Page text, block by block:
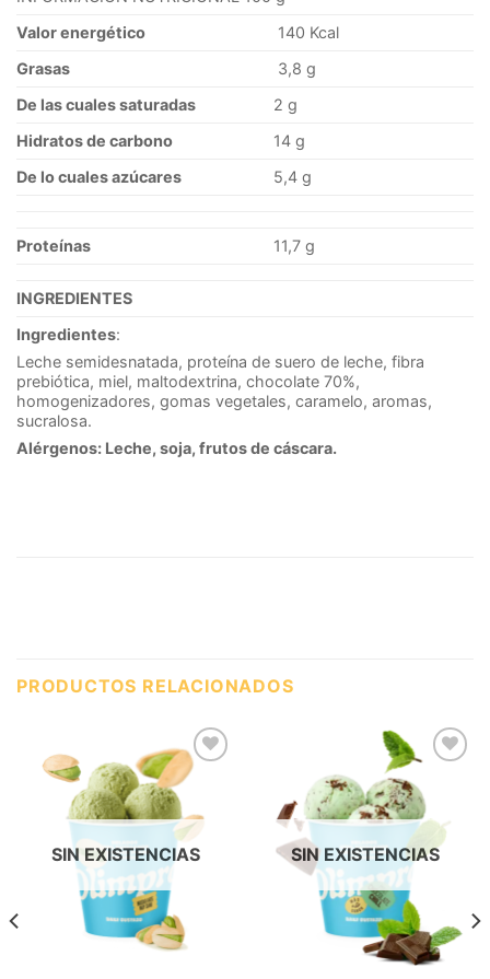
Valor energético
140 Kcal
Grasas
3,8 g
De las cuales saturadas
2 g
Hidratos de carbono
14 g
De lo cualesazúcares 5,4 g
Proteínas 11,7 g
INGREDIENTES
Ingredientes:
Leche semidesnatada, proteína de suero de leche, fibra
prebiótica, miel, maltodextrina, chocolate 70%,
homogenizadores, gomas vegetales, caramelo, aromas,
sucralosa.
Alérgenos: Leche, soja, frutos de cáscara.
PRODUCTOS RELACIONADOS
SIN EXISTENCIAS SIN EXISTENCIAS